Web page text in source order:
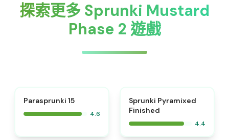
探索更多 Sprunki Mustard
Phase 2 遊戲
Parasprunki 15
4.6
Sprunki Pyramixed
Finished
4.4